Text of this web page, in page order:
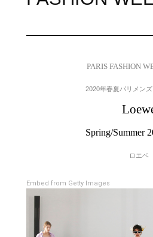
PARIS FASHION
2020年春夏パリメン
Spring/Summer
ロエベ
Embed from Getty Images